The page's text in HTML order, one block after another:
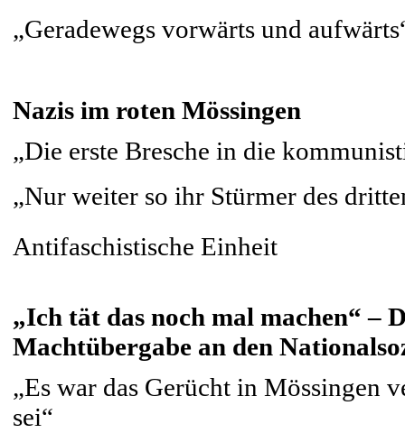
„Geradewegs vorwärts und
Nazis im roten Mössingen
„Die erste Bresche in die
„Nur weiter so ihr Stürmer des
Antifaschistische Einheit
„Ich tät das noch mal machen“ –
Machtübergabe an den
„Es war das Gerücht in Mössingen
sei“